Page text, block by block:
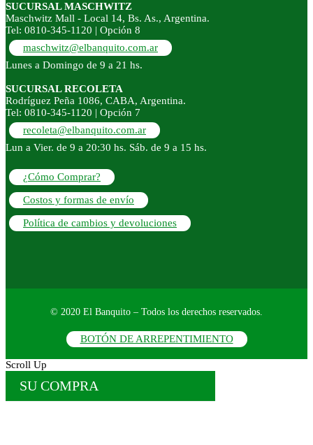
SUCURSAL MASCHWITZ
Maschwitz Mall - Local 14, Bs. As., Argentina.
Tel: 0810-345-1120 | Opción 8
maschwitz@elbanquito.com.ar
Lunes a Domingo de 9 a 21 hs.
SUCURSAL RECOLETA
Rodríguez Peña 1086, CABA, Argentina.
Tel: 0810-345-1120 | Opción 7
recoleta@elbanquito.com.ar
Lun a Vier. de 9 a 20:30 hs. Sáb. de 9 a 15 hs.
¿Cómo Comprar?
Costos y formas de envío
Política de cambios y devoluciones
© 2020 El Banquito – Todos los derechos reservados.
BOTÓN DE ARREPENTIMIENTO
Scroll Up
SU COMPRA